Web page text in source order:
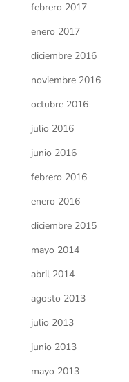
febrero 2017
enero 2017
diciembre 2016
noviembre 2016
octubre 2016
julio 2016
junio 2016
febrero 2016
enero 2016
diciembre 2015
mayo 2014
abril 2014
agosto 2013
julio 2013
junio 2013
mayo 2013